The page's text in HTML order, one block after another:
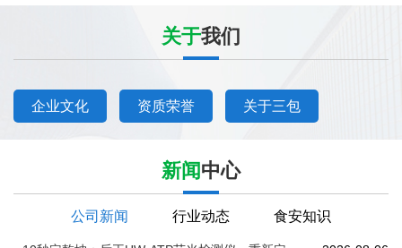
关于我们
企业文化 资质荣誉 关于三包
新闻中心
公司新闻 行业动态 食安知识